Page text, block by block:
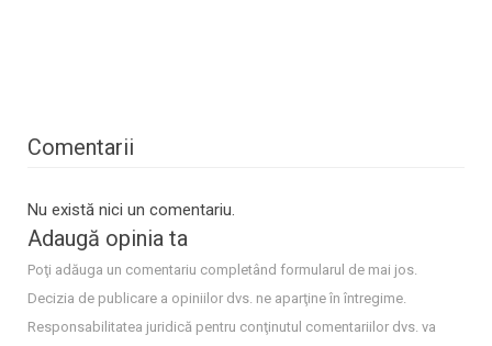
Comentarii
Nu există nici un comentariu.
Adaugă opinia ta
Poţi adăuga un comentariu completând formularul de mai jos.
Decizia de publicare a opiniilor dvs. ne aparţine în întregime.
Responsabilitatea juridică pentru conţinutul comentariilor dvs. va